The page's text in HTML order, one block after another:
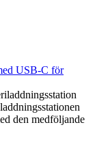
USB-C för
den medföljande